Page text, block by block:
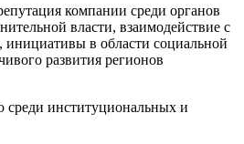
компании среди органов
власти, взаимодействие с
в области социальной
развития регионов
среди институциональных и